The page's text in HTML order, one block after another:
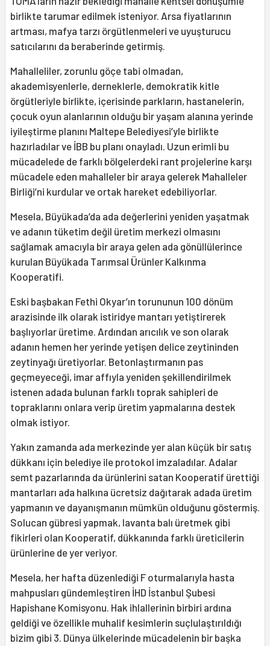
birlikte tarumar edilmek isteniyor. Arsa fiyatlarının
artması, mafya tarzı örgütlenmeleri ve uyuşturucu
satıcılarını da beraberinde getirmiş.
Mahalleliler, zorunlu göçe tabi olmadan,
akademisyenlerle, derneklerle, demokratik kitle
örgütleriyle birlikte, içerisinde parkların, hastanelerin,
çocuk oyun alanlarının olduğu bir yaşam alanına yerinde
iyileştirme planını Maltepe Belediyesi’yle birlikte
hazırladılar ve İBB bu planı onayladı. Uzun erimli bu
mücadelede de farklı bölgelerdeki rant projelerine karşı
mücadele eden mahalleler bir araya gelerek Mahalleler
Birliği’ni kurdular ve ortak hareket edebiliyorlar.
Mesela, Büyükada’da ada değerlerini yeniden yaşatmak
ve adanın tüketim değil üretim merkezi olmasını
sağlamak amacıyla bir araya gelen ada gönüllülerince
kurulan Büyükada Tarımsal Ürünler Kalkınma
Kooperatifi.
Eski başbakan Fethi Okyar’ın torununun 100 dönüm
arazisinde ilk olarak istiridye mantarı yetiştirerek
başlıyorlar üretime. Ardından arıcılık ve son olarak
adanın hemen her yerinde yetişen delice zeytininden
zeytinyağı üretiyorlar. Betonlaştırmanın pas
geçmeyeceği, imar affıyla yeniden şekillendirilmek
istenen adada bulunan farklı toprak sahipleri de
topraklarını onlara verip üretim yapmalarına destek
olmak istiyor.
Yakın zamanda ada merkezinde yer alan küçük bir satış
dükkanı için belediye ile protokol imzaladılar. Adalar
semt pazarlarında da ürünlerini satan Kooperatif ürettiği
mantarları ada halkına ücretsiz dağıtarak adada üretim
yapmanın ve dayanışmanın mümkün olduğunu göstermiş.
Solucan gübresi yapmak, lavanta balı üretmek gibi
fikirleri olan Kooperatif, dükkanında farklı üreticilerin
ürünlerine de yer veriyor.
Mesela, her hafta düzenlediği F oturmalarıyla hasta
mahpusları gündemleştiren İHD İstanbul Şubesi
Hapishane Komisyonu. Hak ihlallerinin birbiri ardına
geldiği ve özellikle muhalif kesimlerin suçlulaştırıldığı
bizim gibi 3. Dünya ülkelerinde mücadelenin bir başka